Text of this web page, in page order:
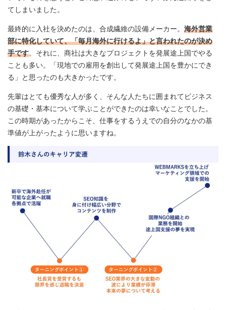
てしまいました。
最終的に入社を決めたのは、合成繊維の設備メーカー。 海外営業
部に特化していて、「毎月海外に行けるよ」と言われたのが決め
手です。それに、商社は大きなプロジェクトを発展途上国でやる
ことも多い。「現地での雇用を創出して発展途上国を豊かにでき
る」と思ったのも大きかったです。
先輩はとても優秀な人が多く、そんな人たちに囲まれてビジネス
の基礎・基本について学ぶことができたのは幸いなことでした。
この時期があったからこそ、仕事をするうえでの自分のなかの基
準値が上がったように思いますね。